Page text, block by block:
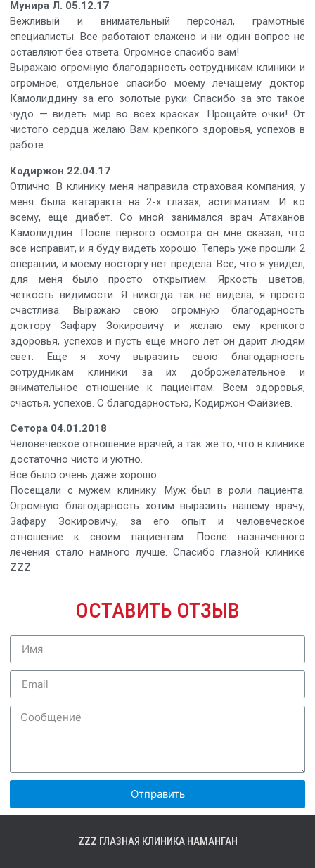
Мунира Л. 05.12.17
Вежливый и внимательный персонал, грамотные
специалисты. Все работают слажено и ни один вопрос не
оставляют без ответа. Огромное спасибо вам!
Выражаю огромную благодарность сотрудникам клиники и
огромное, отдельное спасибо моему лечащему доктор
Камолиддину за его золотые руки. Спасибо за это такое
чудо — видеть мир во всех красках. Прощайте очки! От
чистого сердца желаю Вам крепкого здоровья, успехов в
работе.
Кодиржон 22.04.17
Отлично. В клинику меня направила страховая компания, у
меня была катаракта на 2-х глазах, астигматизм. И ко
всему, еще диабет. Со мной занимался врач Атаханов
Камолиддин. После первого осмотра он мне сказал, что
все исправит, и я буду видеть хорошо. Теперь уже прошли 2
операции, и моему восторгу нет предела. Все, что я увидел,
для меня было просто открытием. Яркость цветов,
четкость видимости. Я никогда так не видела, я просто
счастлива. Выражаю свою огромную благодарность
доктору Зафару Зокировичу и желаю ему крепкого
здоровья, успехов и пусть еще много лет он дарит людям
свет. Еще я хочу выразить свою благодарность
сотрудникам клиники за их доброжелательное и
внимательное отношение к пациентам. Всем здоровья,
счастья, успехов. С благодарностью, Кодиржон Файзиев.
Сетора 04.01.2018
Человеческое отношение врачей, а так же то, что в клинике
достаточно чисто и уютно.
Все было очень даже хорошо.
Посещали с мужем клинику. Муж был в роли пациента.
Огромную благодарность хотим выразить нашему врачу,
Зафару Зокировичу, за его опыт и человеческое
отношение к своим пациентам. После назначенного
лечения стало намного лучше. Спасибо глазной клинике
ZZZ
ОСТАВИТЬ ОТЗЫВ
Отправить
ZZZ ГЛАЗНАЯ КЛИНИКА НАМАНГАН